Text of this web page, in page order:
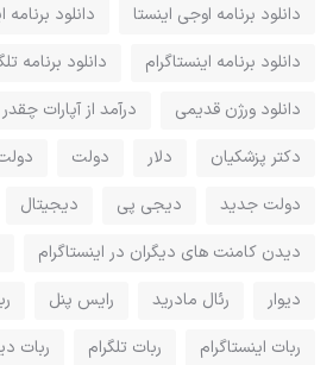
دانلود برنامه اوجی اینستا
دانلود برنامه
دانلود برنامه اینستاگرام
دانلود برنامه
دانلود ورژن قدیمی
درآمد از آپارات
دکتر پزشکیان
دلار دولت
دولت جدید
دیجی پی دیجیتال
دیدن کامنت های دیگران در اینستاگرام
دیوار
رئال مادرید رایس پنل
ربات اینستاگرام
ربات تلگرام ربات